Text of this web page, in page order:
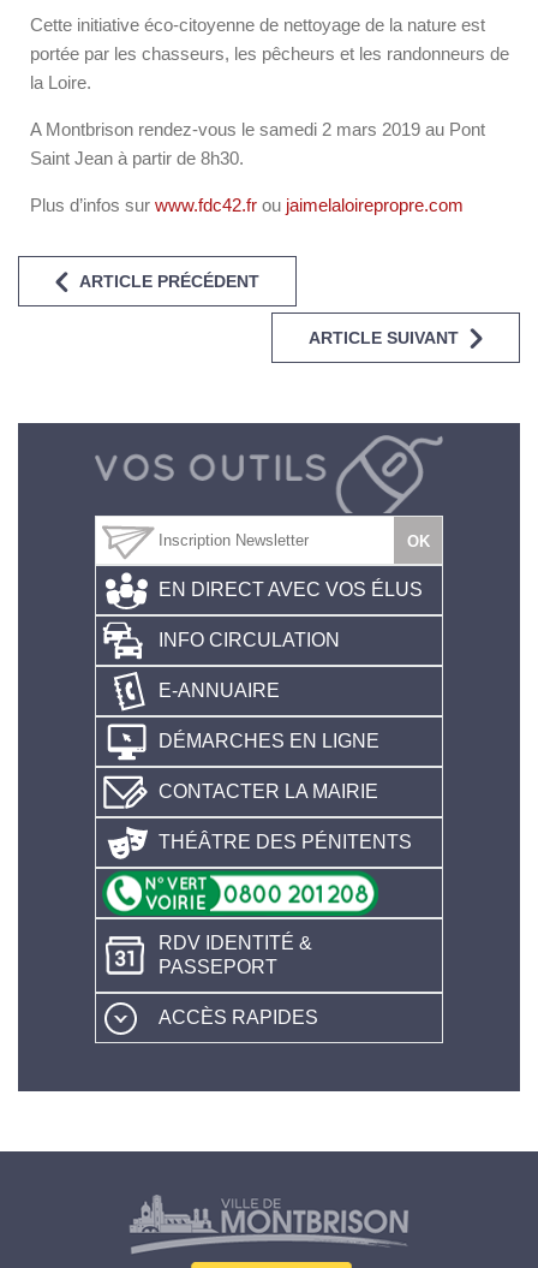
Cette initiative éco-citoyenne de nettoyage de la nature est
portée par les chasseurs, les pêcheurs et les randonneurs de
la Loire.
A Montbrison rendez-vous le samedi 2 mars 2019 au Pont
Saint Jean à partir de 8h30.
Plus d’infos sur www.fdc42.fr ou jaimelaloirepropre.com
ARTICLE PRÉCÉDENT
ARTICLE SUIVANT
EN DIRECT AVEC VOS ÉLUS
INFO CIRCULATION
E-ANNUAIRE
DÉMARCHES EN LIGNE
CONTACTER LA MAIRIE
THÉÂTRE DES PÉNITENTS
RDV IDENTITÉ &
PASSEPORT
ACCÈS RAPIDES